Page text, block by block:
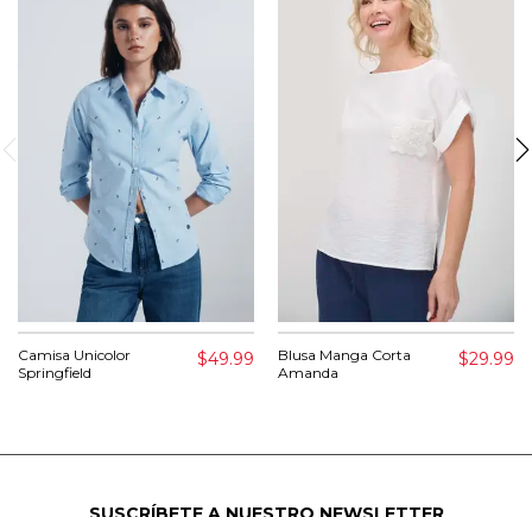
Camisa Unicolor
Springfield
$49.99
Blusa Manga Corta
Amanda
$29.99